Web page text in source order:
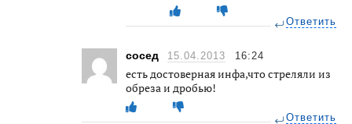
Ответить
сосед 15.04.2013 16:24
есть достоверная инфа,что стреляли из
обреза и дробью!
Ответить